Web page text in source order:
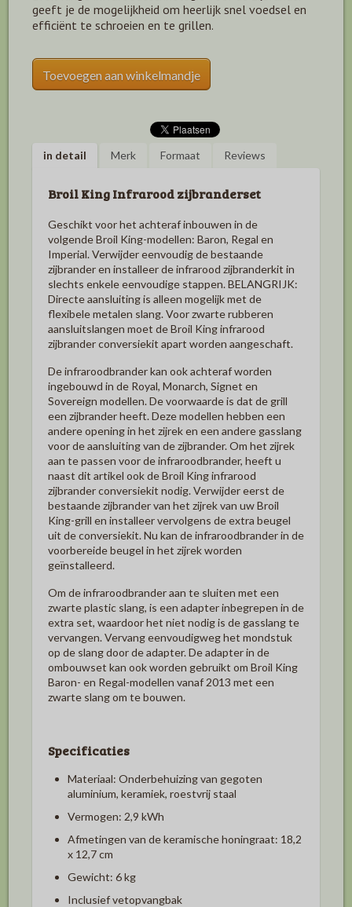
geeft je de mogelijkheid om heerlijk snel voedsel en
efficiënt te schroeien en te grillen.
Toevoegen aan winkelmandje
in detail Merk Formaat Reviews
Broil KingInfrarood zijbranderset
Geschikt voor het achteraf inbouwen in de
volgende Broil King-modellen: Baron, Regal en
Imperial.Verwijder eenvoudig de bestaande
zijbrander en installeer de infrarood zijbranderkit in
slechts enkele eenvoudige stappen. BELANGRIJK:
Directe aansluiting is alleen mogelijk met de
flexibele metalen slang. Voor zwarte rubberen
aansluitslangen moet de Broil King infrarood
zijbrander conversiekit apart worden aangeschaft.
De infraroodbrander kan ook achteraf worden
ingebouwd in de Royal, Monarch, Signet en
Sovereign modellen. De voorwaarde is dat de grill
een zijbrander heeft. Deze modellen hebben een
andere opening in het zijrek en een andere gasslang
voor de aansluiting van de zijbrander. Om het zijrek
aan te passen voor de infraroodbrander, heeft u
naast dit artikel ook de Broil King infrarood
zijbrander conversiekit nodig. Verwijder eerst de
bestaande zijbrander van het zijrek van uw Broil
King-grill en installeer vervolgens de extra beugel
uit de conversiekit. Nu kan de infraroodbrander in de
voorbereide beugel in het zijrek worden
geïnstalleerd.
Om de infraroodbrander aan te sluiten met een
zwarte plastic slang, is een adapter inbegrepen in de
extra set, waardoor het niet nodig is de gasslang te
vervangen. Vervang eenvoudigweg het mondstuk
op de slang door de adapter. De adapter in de
ombouwset kan ook worden gebruikt om Broil King
Baron- en Regal-modellen vanaf 2013 met een
zwarte slang om te bouwen.
Specificaties
Materiaal: Onderbehuizing van gegoten
aluminium, keramiek, roestvrij staal
Vermogen: 2,9 kWh
Afmetingen van de keramische honingraat: 18,2
x 12,7 cm
Gewicht: 6 kg
Inclusief vetopvangbak